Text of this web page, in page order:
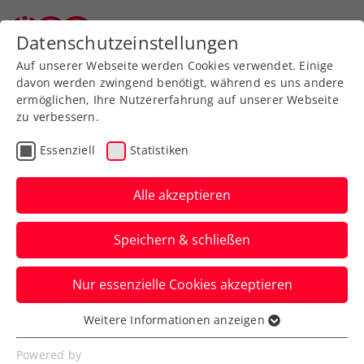
Zurück zur Newsübersicht
Turniere
Rot-weiß-rotes
Traumfinale bei den
LADIES OPEN Amstetten
live auf ORF 1
Lilli Tagger und Sinja Kraus machen sich
beim ITF-W75-Heimturnier gegeneinander
den Sieg aus.
Datenschutzeinstellungen
Auf unserer Webseite werden Cookies verwendet. Einige
davon werden zwingend benötigt, während es uns andere
ermöglichen, Ihre Nutzererfahrung auf unserer Webseite
zu verbessern.
Essenziell Statistiken
Alle akzeptieren
Speichern & schließen
Nur essenzielle Cookies akzeptieren
Essenziell
Essenzielle Cookies werden für grundlegende
Weitere Informationen anzeigen
Powered by